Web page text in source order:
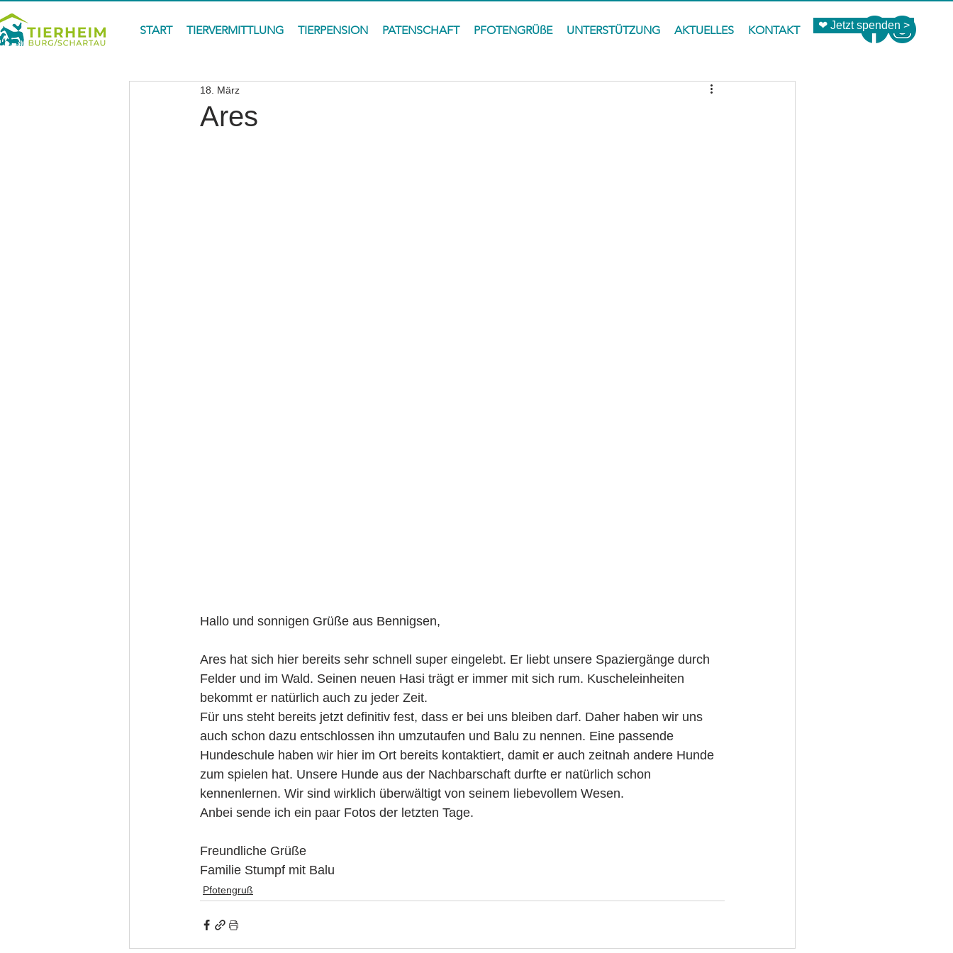
START TIERVERMITTLUNG TIERPENSION PATENSCHAFT PFOTENGRÜßE UNTERSTÜTZUNG AKTUELLES KONTAKT ❤ Jetzt spenden >
Ares
18. März
Hallo und sonnigen Grüße aus Bennigsen,
Ares hat sich hier bereits sehr schnell super eingelebt. Er liebt unsere Spaziergänge durch
Felder und im Wald. Seinen neuen Hasi trägt er immer mit sich rum. Kuscheleinheiten
bekommt er natürlich auch zu jeder Zeit.
Für uns steht bereits jetzt definitiv fest, dass er bei uns bleiben darf. Daher haben wir uns
auch schon dazu entschlossen ihn umzutaufen und Balu zu nennen. Eine passende
Hundeschule haben wir hier im Ort bereits kontaktiert, damit er auch zeitnah andere Hunde
zum spielen hat. Unsere Hunde aus der Nachbarschaft durfte er natürlich schon
kennenlernen. Wir sind wirklich überwältigt von seinem liebevollem Wesen.
Anbei sende ich ein paar Fotos der letzten Tage.
Freundliche Grüße
Familie Stumpf mit Balu
Pfotengruß